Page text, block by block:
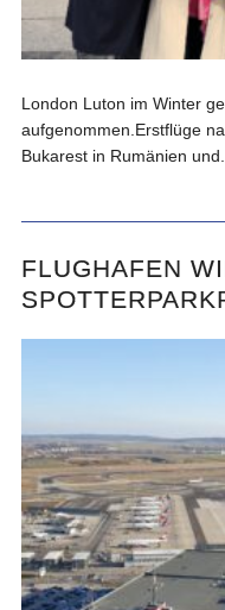
London Luton im Winter
aufgenommen.Erstflüge
Bukarest in Rumänien und...
FLUGHAFEN